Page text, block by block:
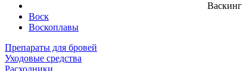
Васкинг
Воск
Воскоплавы
Препараты для бровей
Уходовые средства
Расходники